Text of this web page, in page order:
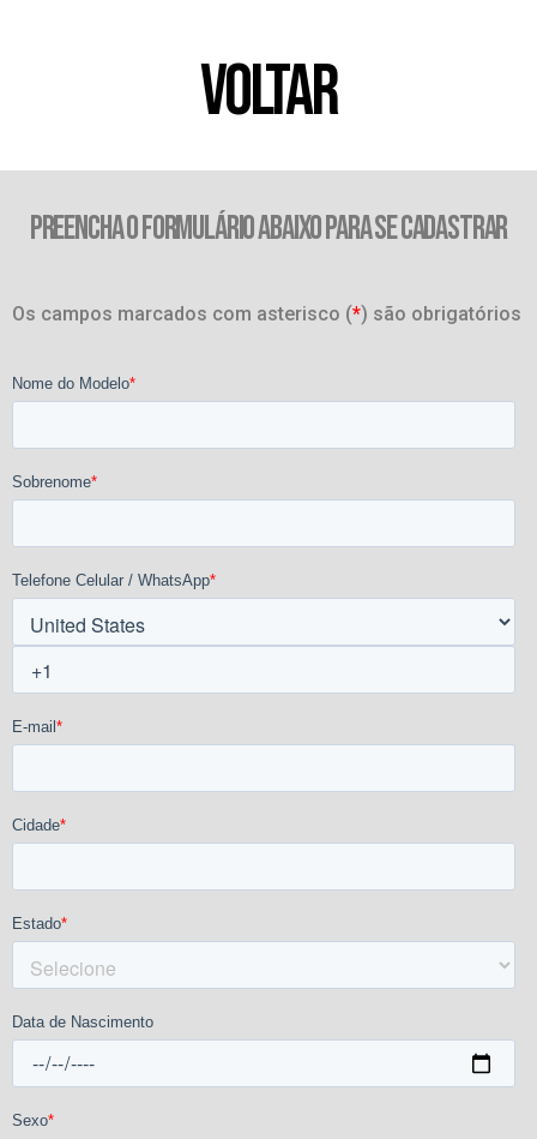
VOLTAR
PREENCHA O FORMULÁRIO ABAIXO PARA SE CADASTRAR
Os campos marcados com asterisco (*) são obrigatórios